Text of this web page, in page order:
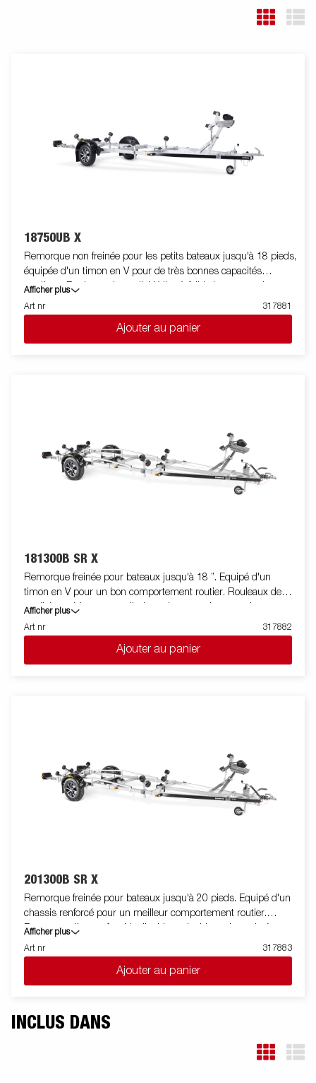
18750UB X
Remorque non freinée pour les petits bateaux jusqu'à 18 pieds,
équipée d'un timon en V pour de très bonnes capacités
routières. Rouleaux de qualité X-line à faible impact sur la
coque du bateau. Berceau arrière inclinable et doubles rouleaux
latéraux réglables pour une adaptation facile à votre bateau.
Châssis galvanisé à chaud pour une longue durée de vie. Le
faisceau est intégré et protégé dans le châssis de la remorque.
pour bateau, offrant une plus grande flexibilité, commodité et
sécurité sur la route. L'ensemble de feu est entièrement
étanche, y compris le connecteur et le faiceau. La remorque à
bateau en photo peut être équipée en option.
Afficher plus
Art nr
317881
Ajouter au panier
181300B SR X
Remorque freinée pour bateaux jusqu'à 18 ”. Equipé d'un
timon en V pour un bon comportement routier. Rouleaux de
qualité supérieure pour diminuer les contraintes sur la coque
du bateau. Berceau arrière inclinable et doubles rouleaux
latéraux réglables pour s'adapter facilement à votre bateau.
Chassis galvanisé à chaud pour une meilleure protection et
durée de vie de votre remorque. Les faisceaux électriques sont
pour sécuriser le bateau sur votre remorque lors du transport.
Les feux télescopiques réglables facilitent l'utilisation de la
remorque pour bateau, offrant une plus grande flexibilité,
commodité et sécurité sur la route. L'ensemble de feu est
entièrement étanche, y compris le connecteur et le faiceau.
Afficher plus
Art nr
317882
Ajouter au panier
201300B SR X
Remorque freinée pour bateaux jusqu'à 20 pieds. Equipé d'un
chassis renforcé pour un meilleur comportement routier.
Berceau arrière renforcé inclinable et double rouleaux latéraux
réglables de haute qualité pour s'adapter facilement à votre
bateau. Chassis galvanisé à chaud pour une meilleure
protection et durée de vie de votre remorque. Les faisceaux
électriques sont entièrement dissimulés et protégés dans le
une durée de vie prolongée. Le treuil et la potence de treuil sont
de treuil est également équipée d'une chaine de sécurité
supplémentaire pour transporter votre bateau sur votre
Afficher plus
Art nr
317883
Ajouter au panier
INCLUS DANS